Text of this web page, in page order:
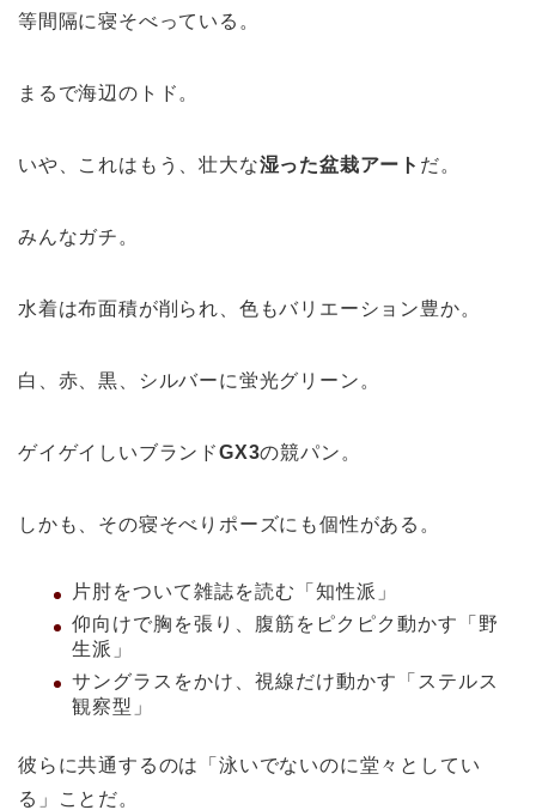
等間隔に寝そべっている。
まるで海辺のトド。
いや、これはもう、壮大な湿った盆栽アート だ。
みんなガチ。
水着は布面積が削られ、色もバリエーション豊か。
白、赤、黒、シルバーに蛍光グリーン。
ゲイゲイしいブランドGX3の競パン。
しかも、その寝そべりポーズにも個性がある。
片肘をついて雑誌を読む「知性派」
仰向けで胸を張り、腹筋をピクピク動かす「野
生派」
サングラスをかけ、視線だけ動かす「ステルス
観察型」
彼らに共通するのは「泳いでないのに堂々としてい
る」ことだ。